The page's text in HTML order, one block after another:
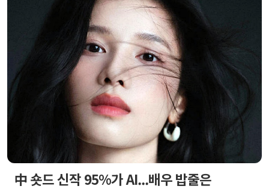
中 숏드 신작 95%가 AI...배우 밥줄은